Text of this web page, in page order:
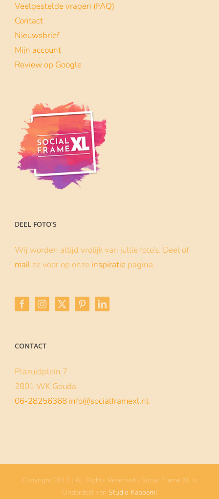
Veelgestelde vragen (FAQ)
Contact
Nieuwsbrief
Mijn account
Review op Google
DEEL FOTO’S
Wij worden altijd vrolijk van jullie foto’s. Deel of
mail ze voor op onze inspiratie pagina.
CONTACT
Plazuidplein 7
2801 WK Gouda
06-28256368 info@socialframexl.nl
Copyright 2012 | All Rights Reserved | Social Frame XL is
Onderdeel van Studio Kaboem!